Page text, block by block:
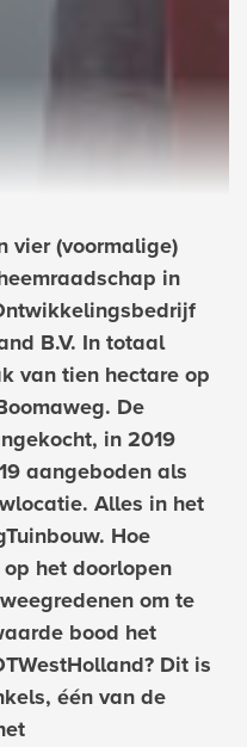
vier (voormalige)
in
B.V. In totaal
van tien hectare op
De
in 2019
aangeboden als
Alles in het
Hoe
het doorlopen
om te
bood het
Dit is
één van de